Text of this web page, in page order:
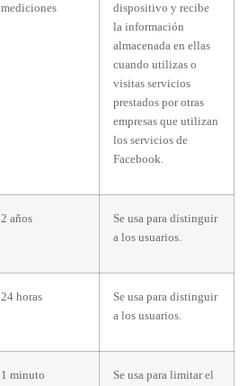
mediciones
dispositivo y recibe
la información
almacenada en ellas
cuando utilizas o
visitas servicios
prestados por otras
empresas que utilizan
los servicios de
Facebook.
2 años
Se usa para distinguir
a los usuarios.
24 horas
Se usa para distinguir
a los usuarios.
1 minuto
Se usa para limitar el